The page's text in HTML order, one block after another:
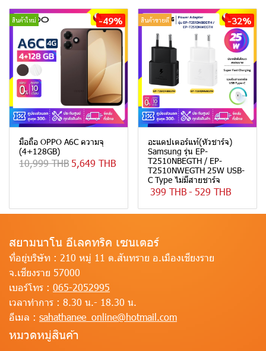
สินค้าใหม่ -49%
มือถือ OPPO A6C ความจุ
(4+128GB)
10,999 THB 5,649 THB
สินค้าขายดี -32%
อะแดปเตอร์แท้(หัวชาร์จ)
Samsung รุ่น EP-
T2510NBEGTH / EP-
T2510NWEGTH 25W USB-
C Type ไม่มีสายชาร์จ
399 THB- 529 THB
สยามนาโน อีเลคทริค เซนเตอร์
ที่อยู่บริษัท : 210 หมู่ 11 ต.สันทราย อ.เมืองเชียงราย
จ.เชียงราย 57000
เบอร์โทร : 065-2052995
เวลาทำการ : 8.30 น.- 18.30 น.
อีเมล : sahathanee_online@hotmail.com
หมวดหมู่สินค้า